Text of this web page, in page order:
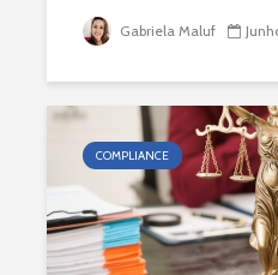
Gabriela Maluf
COMPLIANCE